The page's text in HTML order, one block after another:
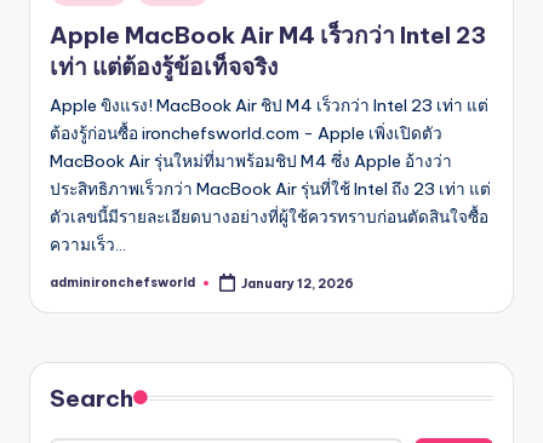
in
Apple MacBook Air M4 เร็วกว่า Intel 23
เท่า แต่ต้องรู้ข้อเท็จจริง
Apple ขิงแรง! MacBook Air ชิป M4 เร็วกว่า Intel 23 เท่า แต่
ต้องรู้ก่อนซื้อ ironchefsworld.com - Apple เพิ่งเปิดตัว
MacBook Air รุ่นใหม่ที่มาพร้อมชิป M4 ซึ่ง Apple อ้างว่า
ประสิทธิภาพเร็วกว่า MacBook Air รุ่นที่ใช้ Intel ถึง 23 เท่า แต่
ตัวเลขนี้มีรายละเอียดบางอย่างที่ผู้ใช้ควรทราบก่อนตัดสินใจซื้อ
ความเร็ว…
Posted
adminironchefsworld January 12, 2026
Search